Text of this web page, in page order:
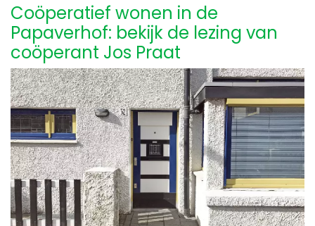
Coöperatief wonen in de
Papaverhof: bekijk de lezing van
coöperant Jos Praat